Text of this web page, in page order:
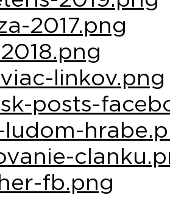
2017.png
linkov.png
posts-
ludom-
fb.png